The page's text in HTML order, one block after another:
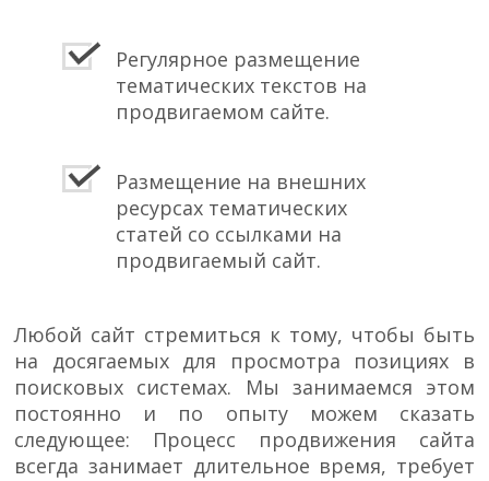
Регулярное размещение
тематических текстов на
продвигаемом сайте.
Размещение на внешних
ресурсах тематических
статей со ссылками на
продвигаемый сайт.
Любой сайт стремиться к тому, чтобы быть
на досягаемых для просмотра позициях в
поисковых системах. Мы занимаемся этом
постоянно и по опыту можем сказать
следующее: Процесс продвижения сайта
всегда занимает длительное время, требует